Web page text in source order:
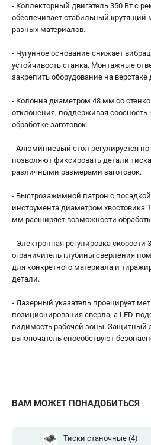
ВАМ МОЖЕТ ПОНАДОБИТЬСЯ
Тиски станочные (4)
- Коллекторный двигатель 350 Вт с
обеспечивает стабильный крутящий
разных материалов.
- Чугунное основание снижает
устойчивость станка. Монтажные
закрепить оборудование на верстаке
- Колонна диаметром 48 мм со
отклонения, поддерживая
обработке заготовок.
- Алюминиевый стол регулируется
позволяют фиксировать детали
различными размерами заготовок.
- Быстрозажимной патрон с
инструмента диаметром хвостовика
мм расширяет возможности
- Электронная регулировка
ограничитель глубины сверления
для конкретного материала и
детали.
- Лазерный указатель проецирует
позиционирования сверла, а LED-
видимость рабочей зоны. Защитный
выключатель способствуют